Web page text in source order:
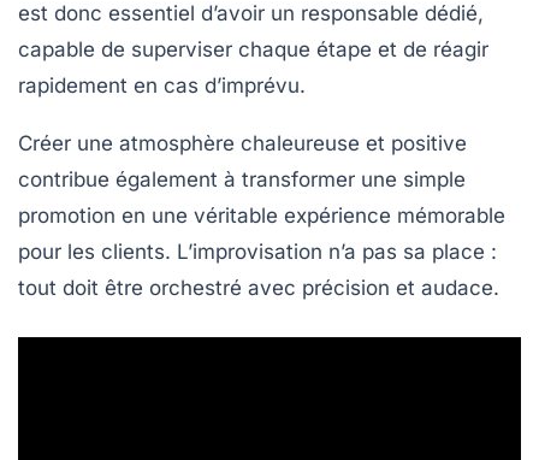
est donc essentiel d’avoir un responsable dédié,
capable de superviser chaque étape et de réagir
rapidement en cas d’imprévu.
Créer une atmosphère chaleureuse et positive
contribue également à transformer une simple
promotion en une véritable expérience mémorable
pour les clients. L’improvisation n’a pas sa place :
tout doit être orchestré avec précision et audace.